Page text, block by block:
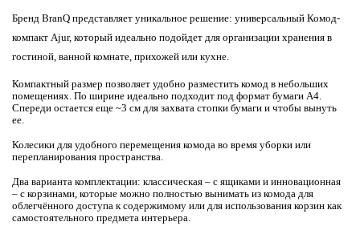
Бренд BranQ представляет уникальное решение: универсальный Комод-
компакт Ajur, который идеально подойдет для организации хранения в
гостиной, ванной комнате, прихожей или кухне.
Компактный размер позволяет удобно разместить комод в небольших
помещениях. По ширине идеально подходит под формат бумаги А4.
Спереди остается еще ~3 см для захвата стопки бумаги и чтобы вынуть
ее.
Колесики для удобного перемещения комода во время уборки или
перепланирования пространства.
Два варианта комплектации: классическая – с ящиками и инновационная
– с корзинами, которые можно полностью вынимать из комода для
облегчённого доступа к содержимому или для использования корзин как
самостоятельного предмета интерьера.